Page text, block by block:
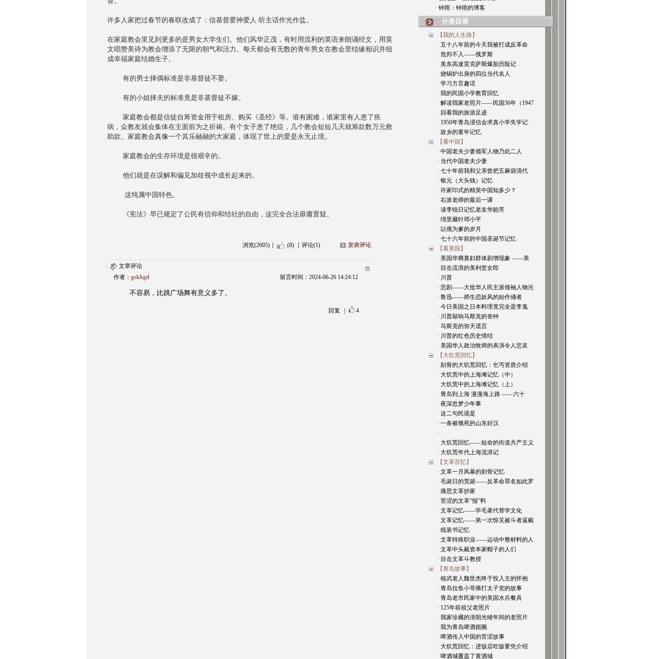
许多人家把过春节的春联改成了：信基督爱神爱人 听主话作光作盐。
在家庭教会里见到更多的是男女大学生们。他们风华正茂，有时用流利的英语来朗诵经文，用英
文唱赞美诗为教会增添了无限的朝气和活力。每天都会有无数的青年男女在教会里结缘相识并组
成幸福家庭结婚生子。
有的男士择偶标准是非基督徒不娶。
有的小姐择夫的标准竟是非基督徒不嫁。
家庭教会都是信徒自筹资金用于租房、购买《圣经》等。谁有困难，谁家里有人患了疾
病，众教友就会集体在主面前为之祈祷。有个女子患了绝症，几个教会短短几天就筹款数万元救
助款。家庭教会真像一个其乐融融的大家庭，体现了世上的爱是永无止境。
家庭教会的生存环境是很艰辛的。
他们就是在误解和偏见加歧视中成长起来的。
这纯属中国特色。
《宪法》早已规定了公民有信仰和结社的自由，这完全合法毋庸置疑。
浏览(2605) (8) 评论(1) 发表评论
文章评论
作者： gskhgd 留言时间：2024-06-26 14:24:12
不容易，比跳广场舞有意义多了。
回复 4
· 钟雨：钟雨的博客
分类目录
【我的人生路】
· 五十八年前的今天我被打成反革命
· 危邦不入——俄罗斯
· 美东高速雷克萨斯爆胎历险记
· 烧锅炉出身的四位当代名人
· 学习方言趣话
· 我的民国小学教育回忆
· 解读我家老照片——民国36年（1947
· 回看我的旅游足迹
· 1950年青岛浸信会求真小学失学记
· 故乡的童年记忆
【看中国】
· 中国老夫少妻领军人物乃此二人
· 当代中国老夫少妻
· 七十年前我和父亲曾把五麻袋清代
· 银元（大头钱）记忆
· 许家印式的精英中国知多少？
· 右派老师的最后一课
· 读李锐日记忆老友华贻芳
· 绵里藏针邓小平
· 以俄为爹的岁月
· 七十六年前的中国圣诞节记忆
【看美国】
· 美国华裔寡妇群体剧增现象 ——美
· 目击流浪的美利坚女郎
· 川普
· 悲剧——大批华人民主派领袖人物沦
· 鲁迅——师生恋妖风的始作俑者
· 今日美国之日本料理竟完全是李鬼
· 川普敲响马斯克的丧钟
· 马斯克的弥天谎言
· 川普的红色历史情结
· 美国华人政治牧师的表演令人悲哀
【大饥荒回忆】
· 刻骨的大饥荒回忆：乞丐资质介绍
· 大饥荒中的上海滩记忆（中）
· 大饥荒中的上海滩记忆（上）
· 青岛到上海 漫漫海上路 ——六十
· 夜深忽梦少年事
· 这二句民谣是
· 一条被饿死的山东好汉
·
· 大饥荒回忆——短命的街道共产主义
· 大饥荒年代上海流浪记
【文革百忆】
· 文革一月风暴的刻骨记忆
· 毛诞日的荒诞——反革命罪名如此罗
· 痛思文革抄家
· 苦涩的文革“报”料
· 文革记忆——学毛著代替学文化
· 文革记忆——第一次惊见被斗者逼戴
· 线装书记忆
· 文革特殊职业——运动中整材料的人
· 文革中头戴资本家帽子的人们
· 目击文革斗教授
【青岛故事】
· 核武老人魏世杰终于投入主的怀抱
· 青岛拉鱼小哥痛打太子党的故事
· 青岛老市民家中的美国水兵餐具
· 125年前祖父老照片
· 我家珍藏的清朝光绪年间的老照片
· 我为青岛啤酒扼腕
· 啤酒传入中国的苦涩故事
· 大饥荒回忆：进饭店吃饭要凭介绍
· 啤酒城覆盖了黄酒城